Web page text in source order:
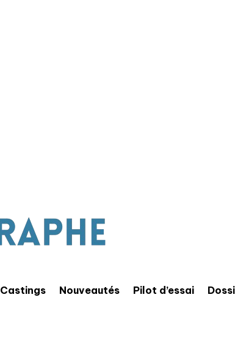
Castings Nouveautés Pilot d’essai